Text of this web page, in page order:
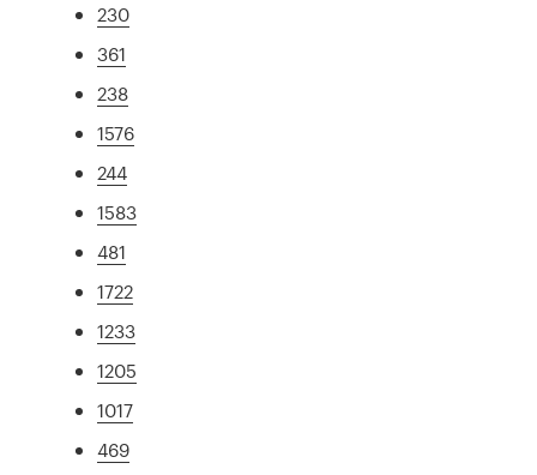
230
361
238
1576
244
1583
481
1722
1233
1205
1017
469